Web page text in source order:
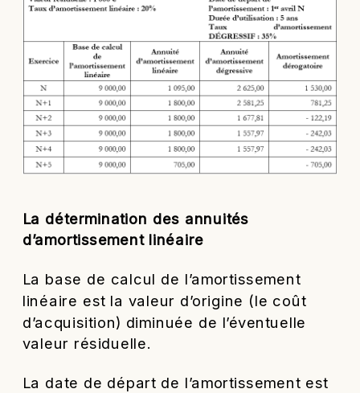
La détermination des annuités
d’amortissement linéaire
La base de calcul de l’amortissement
linéaire est la valeur d’origine (le coût
d’acquisition) diminuée de l’éventuelle
valeur résiduelle.
La date de départ de l’amortissement est